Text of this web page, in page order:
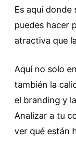
Es aquí donde
puedes hacer
atractiva que
Aquí no solo
también la
el branding y
Analizar a tu
ver qué están